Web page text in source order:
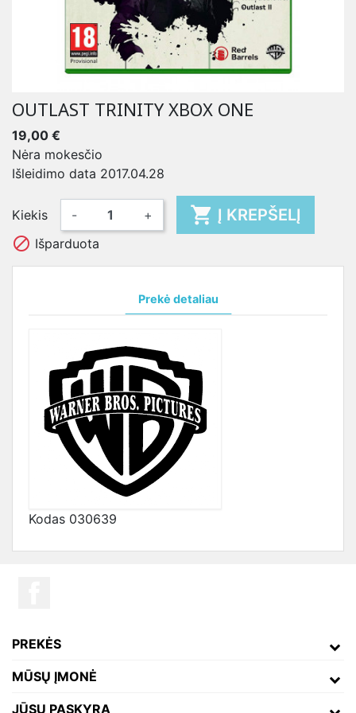
OUTLAST TRINITY XBOX ONE
19,00 €
Nėra mokesčio
Išleidimo data 2017.04.28
Kiekis - +  Į KREPŠELĮ
 Išparduota
Prekė detaliau
Kodas 030639
PREKĖS
MŪSŲ ĮMONĖ
JŪSŲ PASKYRA